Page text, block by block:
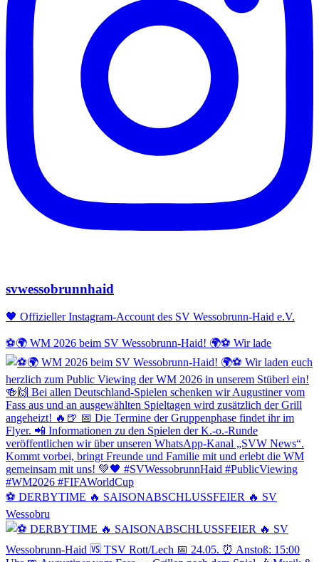
svwessobrunnhaid
🖤 Offizieller Instagram-Account des SV Wessobrunn-Haid e.V.
⚽️🌍 WM 2026 beim SV Wessobrunn-Haid! 🌍⚽️ Wir lade
⚽️ DERBYTIME 🔥 SAISONABSCHLUSSFEIER 🔥 SV
Wessobru